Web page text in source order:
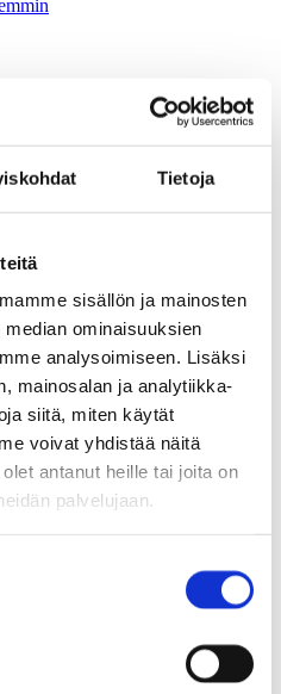
Tietoja
sisällön ja mainosten
ominaisuuksien
analysoimiseen. Lisäksi
mainosalan ja analytiikka-
siitä, miten käytät
voivat yhdistää näitä
antanut heille tai joita on
palvelujaan.
palvelut ovat toimineet
suuntia – Millainen on
luku?
pitää keskittyä kuntien ja